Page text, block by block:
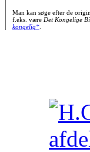
Man kan søge efter de
f.eks. være Det Kongelige
kongelig*.